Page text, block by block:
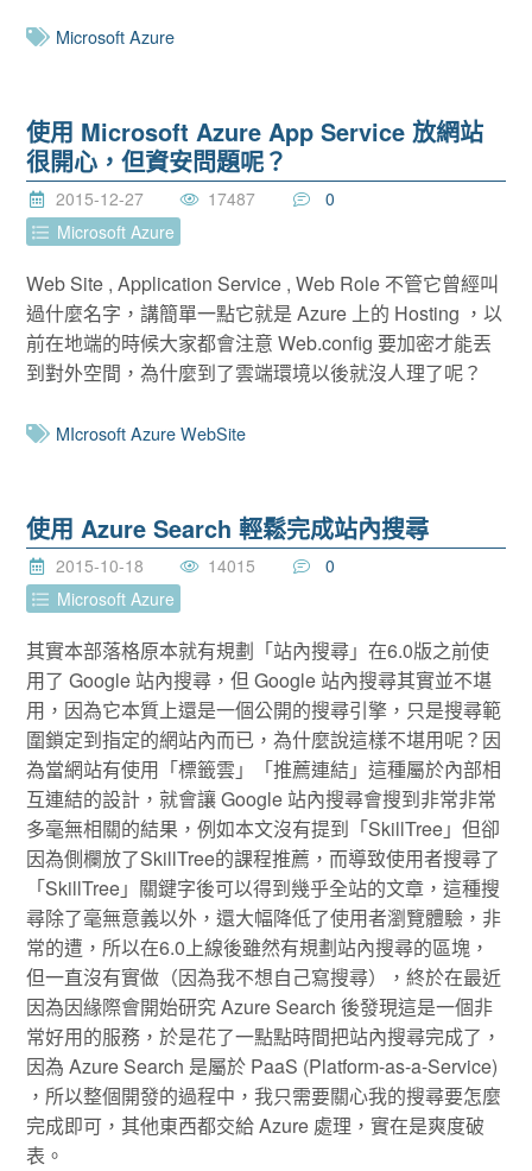
Microsoft Azure
使用 Microsoft Azure App Service 放網站
很開心，但資安問題呢？
2015-12-27 17487
0
Microsoft Azure
Web Site , Application Service , Web Role 不管它曾經叫
過什麼名字，講簡單一點它就是 Azure 上的 Hosting ，以
前在地端的時候大家都會注意 Web.config 要加密才能丟
到對外空間，為什麼到了雲端環境以後就沒人理了呢？
MIcrosoft Azure WebSite
使用 Azure Search 輕鬆完成站內搜尋
2015-10-18 14015
0
Microsoft Azure
其實本部落格原本就有規劃「站內搜尋」在6.0版之前使
用了 Google 站內搜尋，但 Google 站內搜尋其實並不堪
用，因為它本質上還是一個公開的搜尋引擎，只是搜尋範
圍鎖定到指定的網站內而已，為什麼說這樣不堪用呢？因
為當網站有使用「標籤雲」「推薦連結」這種屬於內部相
互連結的設計，就會讓 Google 站內搜尋會搜到非常非常
多毫無相關的結果，例如本文沒有提到「SkillTree」但卻
因為側欄放了SkillTree的課程推薦，而導致使用者搜尋了
「SkillTree」關鍵字後可以得到幾乎全站的文章，這種搜
尋除了毫無意義以外，還大幅降低了使用者瀏覽體驗，非
常的遭，所以在6.0上線後雖然有規劃站內搜尋的區塊，
但一直沒有實做（因為我不想自己寫搜尋），終於在最近
因為因緣際會開始研究 Azure Search 後發現這是一個非
常好用的服務，於是花了一點點時間把站內搜尋完成了，
因為 Azure Search 是屬於 PaaS (Platform-as-a-Service)
，所以整個開發的過程中，我只需要關心我的搜尋要怎麼
完成即可，其他東西都交給 Azure 處理，實在是爽度破
表。